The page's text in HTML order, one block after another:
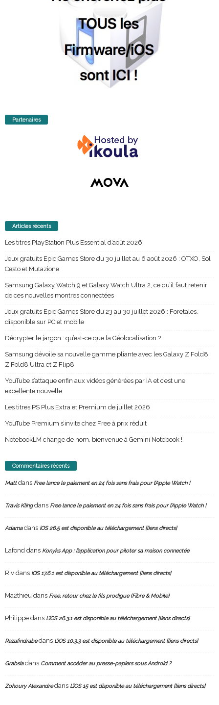
Partenaires
Articles récents
Les titres PlayStation Plus Essential d’août 2026
Jeux gratuits Epic Games Store du 30 juillet au 6 août 2026 : OTXO, Sol
Cesto et Mutazione
Samsung Galaxy Watch 9 et Galaxy Watch Ultra 2, ce qu’il faut retenir
de ces nouvelles montres connectées
Jeux gratuits Epic Games Store du 23 au 30 juillet 2026 : Foretales,
disponible sur PC et mobile
Décrypter le jargon : qu’est-ce que la Géolocalisation ?
Samsung dévoile sa nouvelle gamme pliante avec les Galaxy Z Fold8,
Z Fold8 Ultra et Z Flip8
YouTube s’attaque enfin aux vidéos générées par IA et c’est une
excellente nouvelle
Les titres PS Plus Extra et Premium de juillet 2026
YouTube Premium s’invite chez Free à prix réduit
NotebookLM change de nom, bienvenue à Gemini Notebook !
Commentaires récents
Mattdans Free lance le paiement en 24 fois sans frais pour l’Apple Watch !
Travis Klingdans Free lance le paiement en 24 fois sans frais pour l’Apple Watch !
Adamadans iOS 26.5 est disponible au téléchargement [liens directs]
Lafond dans Konyks App : l’application pour piloter sa maison connectée
Riv dans iOS 17.6.1 est disponible au téléchargement [liens directs]
Ma2thieu dans Free, retour chez le fils prodigue (Fibre & Mobile)
Philippe dans L’iOS 26.3.1 est disponible au téléchargement [liens directs]
Razafindrabedans L’iOS 10.3.3 est disponible au téléchargement [liens directs]
Grabsiadans Comment accéder au presse-papiers sous Android ?
Zohoury Alexandredans L’iOS 15 est disponible au téléchargement [liens directs]